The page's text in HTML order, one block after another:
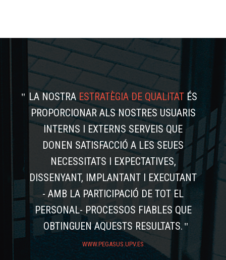
LA NOSTRAESTRATÈGIA DE QUALITAT ÉS
PROPORCIONAR ALS NOSTRES USUARIS
INTERNS I EXTERNS SERVEIS QUE
DONEN SATISFACCIÓ A LES SEUES
NECESSITATS I EXPECTATIVES,
DISSENYANT, IMPLANTANT I EXECUTANT
- AMB LA PARTICIPACIÓ DE TOT EL
PERSONAL- PROCESSOS FIABLES QUE
OBTINGUEN AQUESTS RESULTATS.
WWW.PEGASUS.UPV.ES